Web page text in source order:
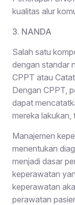
kualitas alur
3. NANDA
Salah satu
dengan standar
CPPT atau
Dengan CPPT,
dapat
mereka lakukan,
Manajemen
menentukan
menjadi dasar
keperawatan
keperawatan
perawatan